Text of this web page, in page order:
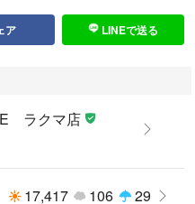
に掲載のないものは付属しており
合があります。
ア LINEで送る
ラクマ店
17,417 106 29